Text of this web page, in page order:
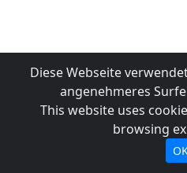
Diese Webseite
angenehmeres
This website uses
browsing